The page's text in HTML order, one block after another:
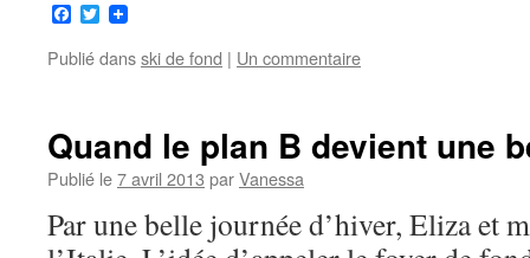
Facebook
Twitter
Publié dansski de fond | Un commentaire
Quand le plan B devient une
Publié le7 avril 2013 parVanessa
Par une belle journée d’hiver, Eliza et